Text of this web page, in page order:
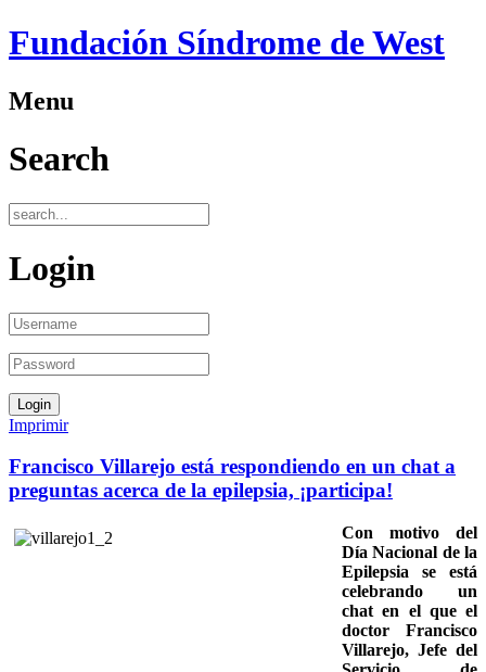
Fundación Síndrome de West
Menu
Search
Login
Imprimir
Francisco Villarejo está respondiendo en un chat a
preguntas acerca de la epilepsia, ¡participa!
Con motivo del
Día Nacional de la
Epilepsia se está
celebrando un
chat en el que el
doctor Francisco
Villarejo, Jefe del